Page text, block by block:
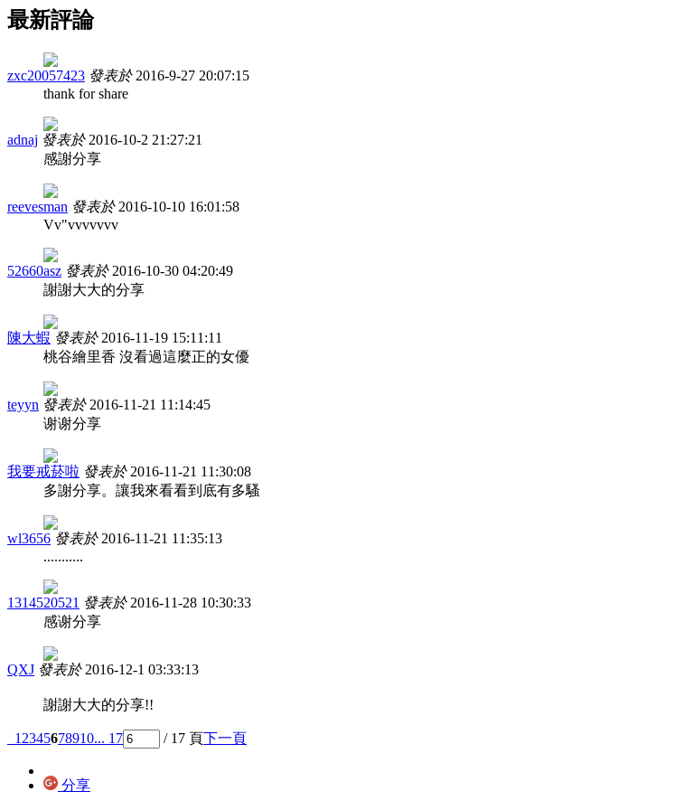
最新評論
zxc20057423 發表於 2016-9-27 20:07:15
thank for share
adnaj 發表於 2016-10-2 21:27:21
感謝分享
reevesman 發表於 2016-10-10 16:01:58
Vv"vvvvvvv
52660asz 發表於 2016-10-30 04:20:49
謝謝大大的分享
陳大蝦 發表於 2016-11-19 15:11:11
桃谷繪里香 沒看過這麼正的女優
teyyn 發表於 2016-11-21 11:14:45
谢谢分享
我要戒菸啦 發表於 2016-11-21 11:30:08
多謝分享。讓我來看看到底有多騷
wl3656 發表於 2016-11-21 11:35:13
...........
1314520521 發表於 2016-11-28 10:30:33
感谢分享
QXJ 發表於 2016-12-1 03:33:13
謝謝大大的分享!!
1 2345678910... 17 / 17 頁下一頁
分享